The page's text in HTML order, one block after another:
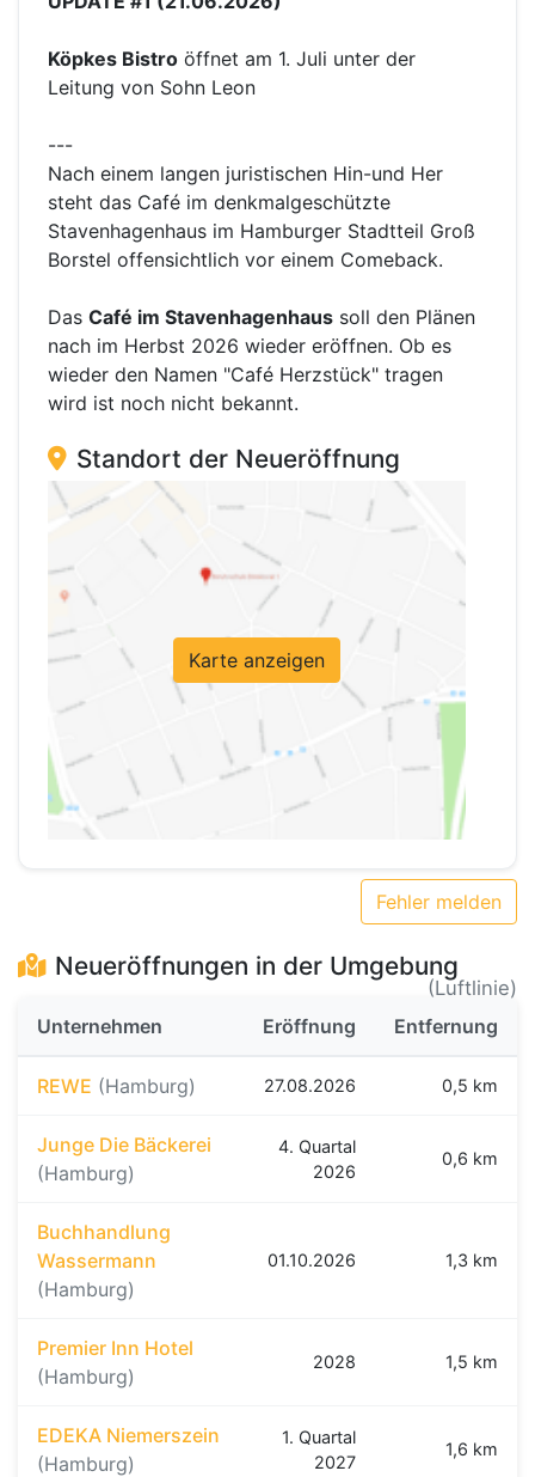
Köpkes Bistro öffnet am 1. Juli unter der
Leitung von Sohn Leon
---
Nach einem langen juristischen Hin-und Her
steht das Café im denkmalgeschützte
Stavenhagenhaus im Hamburger Stadtteil Groß
Borstel offensichtlich vor einem Comeback.
Das Café im Stavenhagenhaus soll den Plänen
nach im Herbst 2026 wieder eröffnen. Ob es
wieder den Namen "Café Herzstück" tragen
wird ist noch nicht bekannt.
Standort der Neueröffnung
Karte anzeigen
Fehler melden
Neueröffnungen in der Umgebung
(Luftlinie)
Unternehmen
Eröffnung Entfernung
REWE (Hamburg) 27.08.2026 0,5 km
Junge Die Bäckerei
(Hamburg)
4. Quartal
2026
0,6 km
Buchhandlung
Wassermann
(Hamburg)
01.10.2026 1,3 km
Premier Inn Hotel
(Hamburg)
2028 1,5 km
EDEKA Niemerszein
(Hamburg)
1. Quartal
2027
1,6 km